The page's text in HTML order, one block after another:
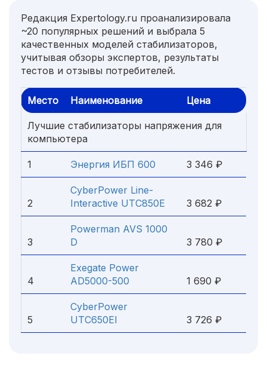
Редакция Expertology.ru проанализировала
~20 популярных решений и выбрала 5
качественных моделей стабилизаторов,
учитывая обзоры экспертов, результаты
тестов и отзывы потребителей.
Место Наименование Цена
Лучшие стабилизаторы напряжения для
компьютера
1 Энергия ИБП 600 3 346 ₽
2
CyberPower Line-
Interactive UTC850E
3 682 ₽
3
Powerman AVS 1000
D
3 780 ₽
4
Exegate Power
AD5000-500
1 690 ₽
5
CyberPower
UTC650EI
3 726 ₽